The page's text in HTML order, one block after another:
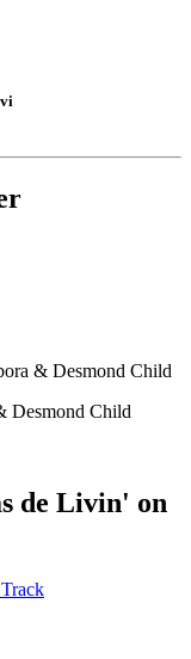
& Desmond Child
Desmond Child
de Livin' on